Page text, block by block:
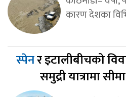
कारण देशका
स्पेनर इटालीबीचको
समुद्री यात्रामा